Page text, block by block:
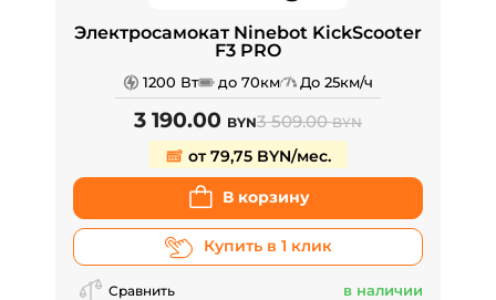
Электросамокат Ninebot KickScooter
F3 PRO
1200 Вт до 70км До 25км/ч
3 190.00 BYN3 509.00BYN
от 79,75 BYN/мес.
В корзину
Купить в 1 клик
Сравнить в наличии